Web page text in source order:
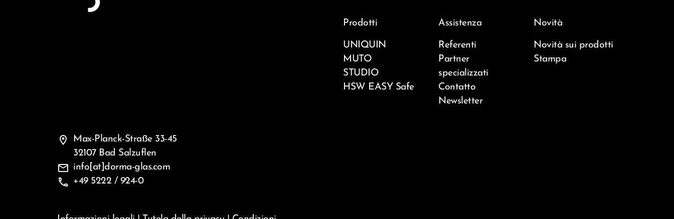
Prodotti
UNIQUIN
MUTO
STUDIO
HSW EASY Safe
Assistenza
Referenti
Partner
specializzati
Contatto
Newsletter
Novità
Novità sui prodotti
Stampa
location_on
Max-Planck-Straße 33-45
32107 Bad Salzuflen
mail info[at]dorma-glas.com
phone +49 5222 / 924-0